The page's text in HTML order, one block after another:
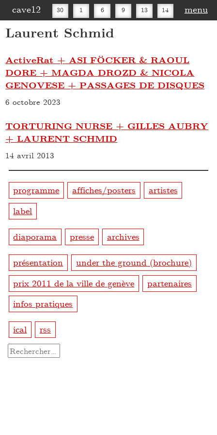
cave12 30 1 6 9 13 14
20 27
menu
Laurent Schmid
ActiveRat + ASI FÖCKER & RAOUL
DORE + MAGDA DROZD & NICOLA
GENOVESE + PASSAGES DE DISQUES
6 octobre 2023
TORTURING NURSE + GILLES AUBRY
+ LAURENT SCHMID
14 avril 2013
programme affiches/posters
artistes
label
diaporama presse archives
présentation
under the ground (brochure)
prix 2011 de la ville de genève
partenaires
infos pratiques
ical rss
Rechercher :